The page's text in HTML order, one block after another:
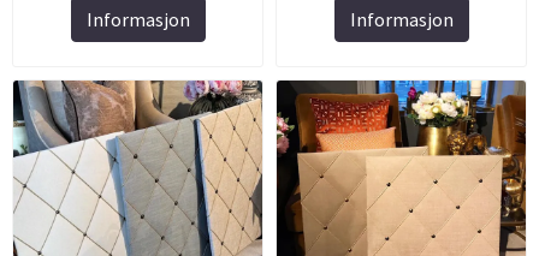
Informasjon Informasjon